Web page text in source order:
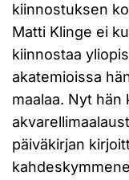
kiinnostuksen
Matti Klinge ei
kiinnostaa
akatemioissa
maalaa. Nyt
päiväkirjan